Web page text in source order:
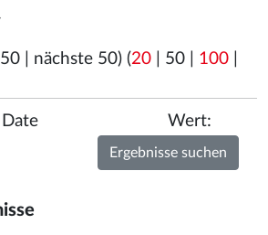
nächste 50) (20 50 100
Wert: